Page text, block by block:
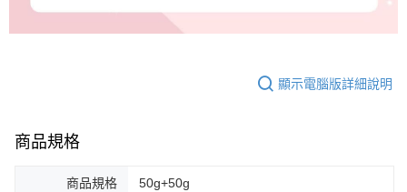
顯示電腦版詳細說明
商品規格
商品規格 50g+50g